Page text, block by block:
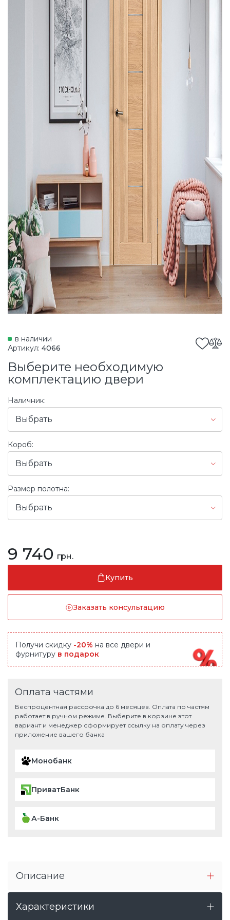
в наличии
Артикул: 4066
Выберите необходимую
комплектацию двери
Наличник:
Выбрать
Короб:
Выбрать
Размер полотна:
Выбрать
9 740 грн.
Купить
Заказать консультацию
Получи скидку -20% на все двери и
фурнитуру в подарок
Оплата частями
Беспроцентная рассрочка до 6 месяцев. Оплата по частям
работает в ручном режиме. Выберите в корзине этот
вариант и менеджер сформирует ссылку на оплату через
приложение вашего банка
Монобанк
ПриватБанк
А-Банк
Описание
Характеристики